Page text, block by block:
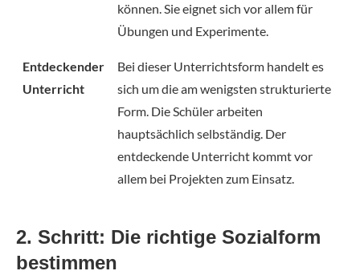
können. Sie eignet sich vor allem für
Übungen und Experimente.
Entdeckender
Unterricht
Bei dieser Unterrichtsform handelt es
sich um die am wenigsten strukturierte
Form. Die Schüler arbeiten
hauptsächlich selbständig. Der
entdeckende Unterricht kommt vor
allem bei Projekten zum Einsatz.
2. Schritt: Die richtige Sozialform
bestimmen